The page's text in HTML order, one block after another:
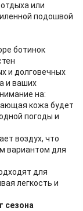
или
подошвой
ботинок
и долговечных
и ваших
на:
кожа будет
погоды и
воздух, что
вариантом для
для
легкость и
сезона